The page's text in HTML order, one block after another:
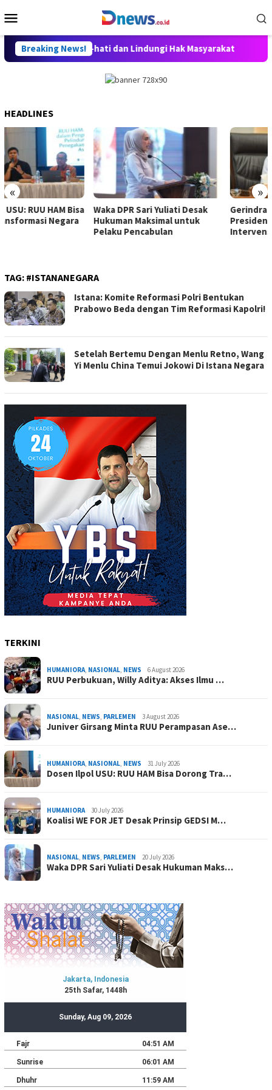
to
Menu
Breaking News!
Disusun Hati-hati dan Lindungi Hak Masyarakat
HEADLINES
« »
Waka DPR Sari Yuliati Desak
Hukuman Maksimal untuk
Gerindra Tepis Hotman:
Presiden Tak Pernah
Intervensi Hukum
TAG: #ISTANANEGARA
Istana: Komite Reformasi Polri Bentukan
Prabowo Beda dengan Tim Reformasi Kapolri!
Setelah Bertemu Dengan Menlu Retno, Wang
Yi Menlu China Temui Jokowi Di Istana Negara
TERKINI
HUMANIORA NASIONAL NEWS 6 August 2026
RUU Perbukuan, Willy Aditya: Akses Ilmu …
NASIONAL NEWS PARLEMEN 3 August 2026
Juniver Girsang Minta RUU Perampasan Ase…
HUMANIORA NASIONAL NEWS 31 July 2026
Dosen Ilpol USU: RUU HAM Bisa Dorong Tra…
HUMANIORA 30 July 2026
Koalisi WE FOR JET Desak Prinsip GEDSI M…
NASIONAL NEWS PARLEMEN 20 July 2026
Waka DPR Sari Yuliati Desak Hukuman Maks…